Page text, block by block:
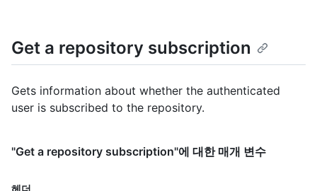
"https://HOSTNAME/users/octocat/followers",
    "following_url":
    "gists_url":
    "starred_url":
"https://HOSTNAME/users/octocat/subscriptions",
"https://HOSTNAME/users/octocat/orgs",
Get a repository subscription
Gets information about whether the authenticated
user is subscribed to the repository.
"Get a repository subscription"에 대한 매개 변수
헤더
이름,